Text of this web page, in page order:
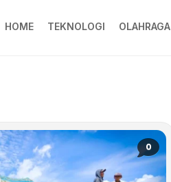
HOME TEKNOLOGI OLAHRAGA
0